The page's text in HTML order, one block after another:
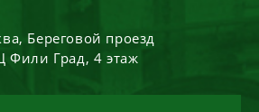
, Береговой проезд
Фили Град, 4 этаж